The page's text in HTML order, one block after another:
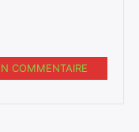
COMMENTAIRE